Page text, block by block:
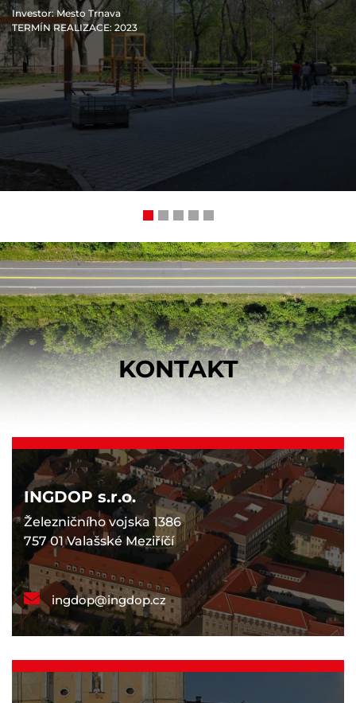
Investor: Mesto Trnava
TERMÍN REALIZACE: 2023
KONTAKT
INGDOP s.r.o.
Železničního vojska 1386
757 01 Valašské Meziříčí
ingdop@ingdop.cz